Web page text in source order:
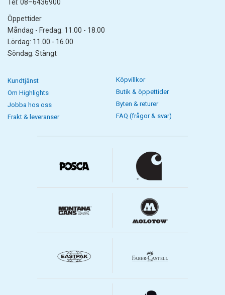
Tel: 08–6436900
Öppettider
Måndag - Fredag: 11.00 - 18.00
Lördag: 11.00 - 16.00
Söndag: Stängt
Kundtjänst
Om Highlights
Jobba hos oss
Frakt & leveranser
Köpvillkor
Butik & öppettider
Byten & returer
FAQ (frågor & svar)